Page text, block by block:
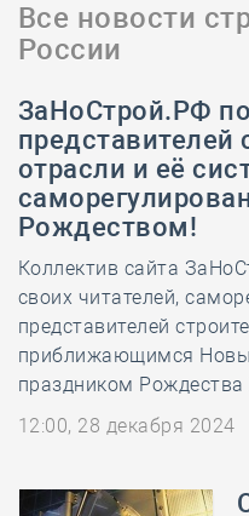
Все новости
России
ЗаНоСтрой.РФ
представителей
отрасли и её
Рождеством!
Коллектив сайта
своих читателей,
представителей
приближающимся
праздником Рождества
12:00, 28 декабря 2024